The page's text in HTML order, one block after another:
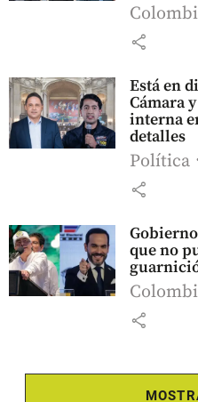
share
Está en
Cámara
interna
detalles
Política
share
que no
share